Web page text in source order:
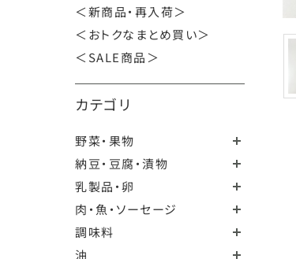
＜新商品・再入荷＞
＜おトクなまとめ買い＞
＜SALE商品＞
カテゴリ
野菜・果物
納豆・豆腐・漬物
乳製品・卵
肉・魚・ソーセージ
調味料
油